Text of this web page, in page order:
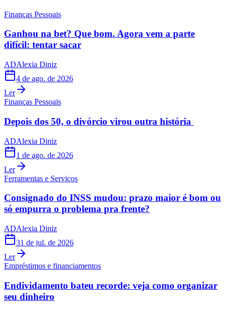
Finanças Pessoais
Ganhou na bet? Que bom. Agora vem a parte
difícil: tentar sacar
ADAlexia Diniz
4 de ago. de 2026
Ler
Finanças Pessoais
Depois dos 50, o divórcio virou outra história
ADAlexia Diniz
1 de ago. de 2026
Ler
Ferramentas e Serviços
Consignado do INSS mudou: prazo maior é bom ou
só empurra o problema pra frente?
ADAlexia Diniz
31 de jul. de 2026
Ler
Empréstimos e financiamentos
Endividamento bateu recorde: veja como organizar
seu dinheiro